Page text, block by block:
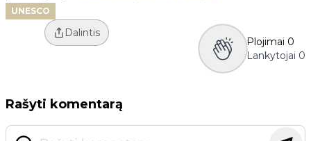
UNESCO
Dalintis
Plojimai 0
Lankytojai 0
Rašyti komentarą